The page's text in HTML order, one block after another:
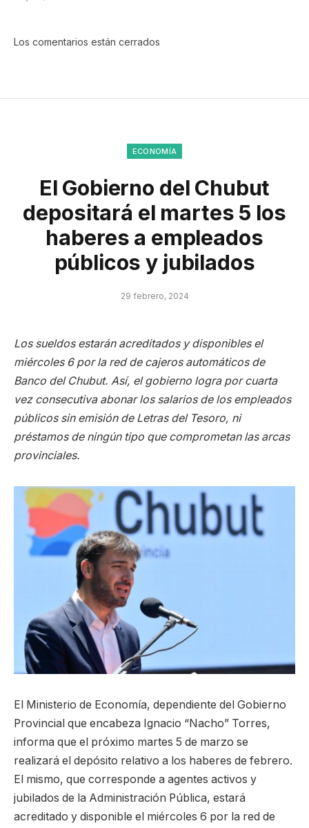
Los comentarios están cerrados
ECONOMÍA
El Gobierno del Chubut
depositará el martes 5 los
haberes a empleados
públicos y jubilados
29 febrero, 2024
Los sueldos estarán acreditados y disponibles el
miércoles 6 por la red de cajeros automáticos de
Banco del Chubut. Así, el gobierno logra por cuarta
vez consecutiva abonar los salarios de los empleados
públicos sin emisión de Letras del Tesoro, ni
préstamos de ningún tipo que comprometan las arcas
provinciales.
El Ministerio de Economía, dependiente del Gobierno
Provincial que encabeza Ignacio “Nacho” Torres,
informa que el próximo martes 5 de marzo se
realizará el depósito relativo a los haberes de febrero.
El mismo, que corresponde a agentes activos y
jubilados de la Administración Pública, estará
acreditado y disponible el miércoles 6 por la red de